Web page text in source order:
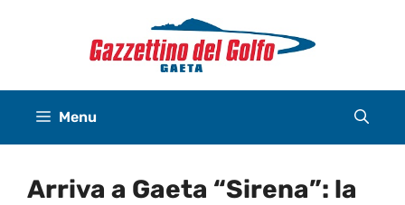
Menu
Arriva a Gaeta “Sirena”: la